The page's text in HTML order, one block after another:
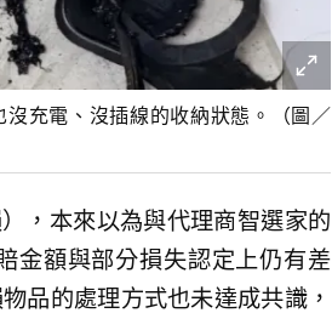
充電、沒插線的收納狀態。（圖／
，本來以為與代理商智選家的
金額與部分損失認定上仍有差
品的處理方式也未達成共識，